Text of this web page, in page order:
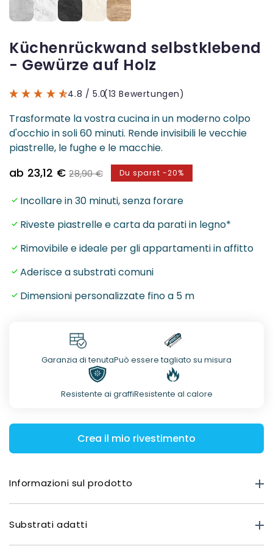
Küchenrückwand selbstklebend
- Gewürze auf Holz
4.8 / 5.0(13 Bewertungen)
Trasformate la vostra cucina in un moderno colpo
d'occhio in soli 60 minuti. Rende invisibili le vecchie
piastrelle, le fughe e le macchie.
Verkaufspreis
ab 23,12 € Normaler
28,90 € Du sparst -20%
Incollare in 30 minuti, senza forare
Riveste piastrelle e carta da parati in legno*
Rimovibile e ideale per gli appartamenti in affitto
Aderisce a substrati comuni
Dimensioni personalizzate fino a 5 m
Garanzia di tenutaPuò essere tagliato su misura
Resistente ai graffiResistente al calore
Crea il mio rivestimento
Informazioni sul prodotto
Substrati adatti